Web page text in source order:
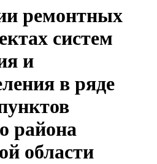
ремонтных
систем
и
в ряде
района
области